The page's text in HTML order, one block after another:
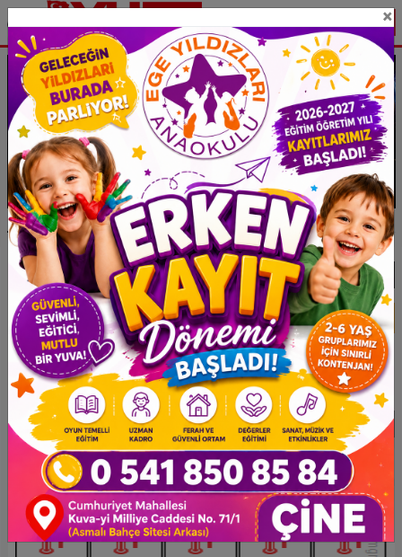
ILANLAR
ÇİNE'DE SATILIK VİLLA
2 3 4 5
Döviz Kurları
Aydın Hava Durumu
×